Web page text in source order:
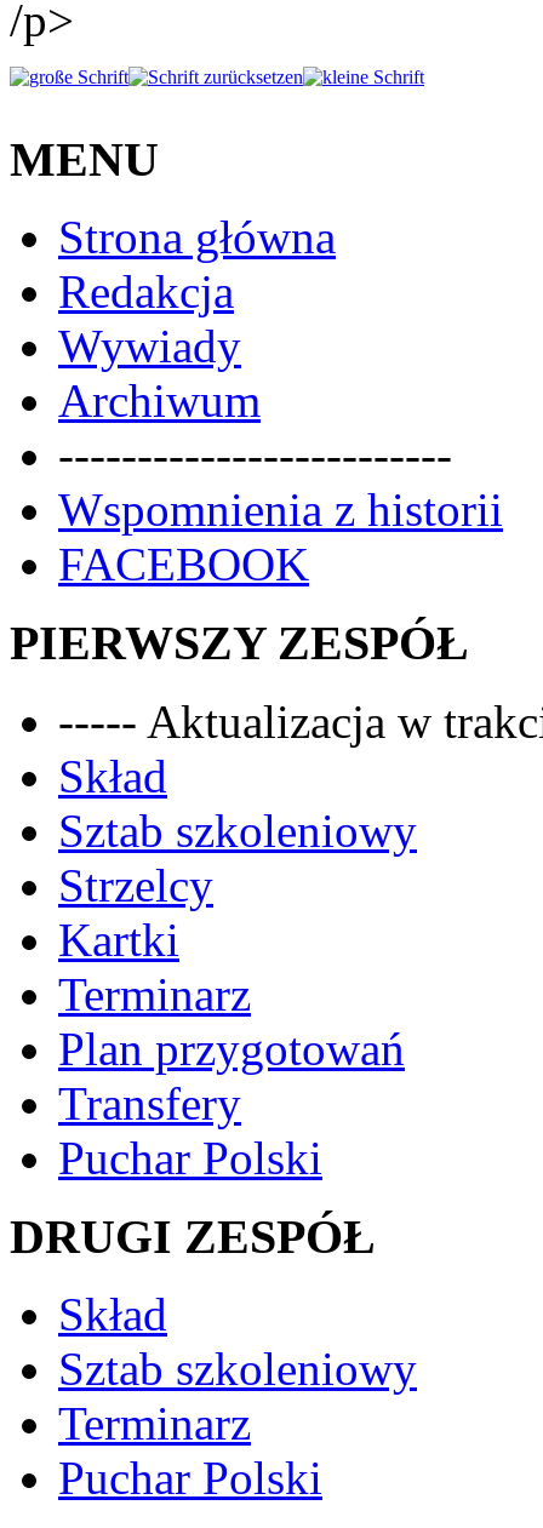
/p>
MENU
Strona główna
Redakcja
Wywiady
Archiwum
-------------------------
Wspomnienia z historii
FACEBOOK
PIERWSZY ZESPÓŁ
----- Aktualizacja w
Skład
Sztab szkoleniowy
Strzelcy
Kartki
Terminarz
Plan przygotowań
Transfery
Puchar Polski
DRUGI ZESPÓŁ
Skład
Sztab szkoleniowy
Terminarz
Puchar Polski